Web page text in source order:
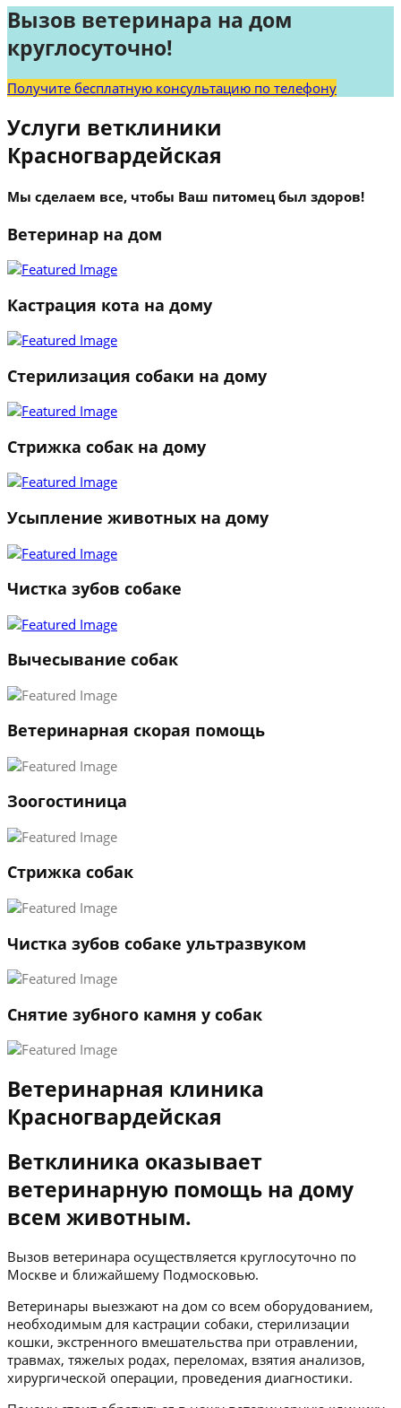
2
→
Вызов ветеринара на дом
круглосуточно!
Получите бесплатную консультацию по телефону
Услуги ветклиники
Красногвардейская
Мы сделаем все, чтобы Ваш питомец был здоров!
Ветеринар на дом
Кастрация кота на дому
Стерилизация собаки на дому
Стрижка собак на дому
Усыпление животных на дому
Чистка зубов собаке
Вычесывание собак
Ветеринарная скорая помощь
Зоогостиница
Стрижка собак
Чистка зубов собаке ультразвуком
Снятие зубного камня у собак
Ветеринарная клиника
Красногвардейская
Ветклиника оказывает
ветеринарную помощь на дому
всем животным.
Вызов ветеринара осуществляется круглосуточно по
Москве и ближайшему Подмосковью.
Ветеринары выезжают на дом со всем оборудованием,
необходимым для кастрации собаки, стерилизации
кошки, экстренного вмешательства при отравлении,
травмах, тяжелых родах, переломах, взятия анализов,
хирургической операции, проведения диагностики.